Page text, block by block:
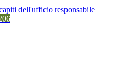
dell'ufficio responsabile